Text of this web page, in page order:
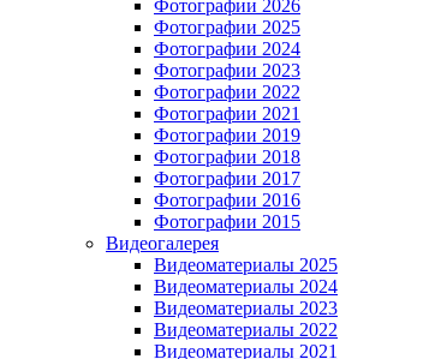
Фотографии 2026
Фотографии 2025
Фотографии 2024
Фотографии 2023
Фотографии 2022
Фотографии 2021
Фотографии 2019
Фотографии 2018
Фотографии 2017
Фотографии 2016
Фотографии 2015
Видеогалерея
Видеоматериалы 2025
Видеоматериалы 2024
Видеоматериалы 2023
Видеоматериалы 2022
Видеоматериалы 2021